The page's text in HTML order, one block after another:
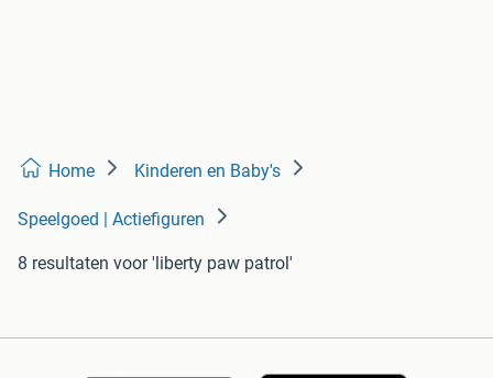
Home Kinderen en Baby's
Speelgoed | Actiefiguren
8 resultaten voor 'liberty paw patrol'